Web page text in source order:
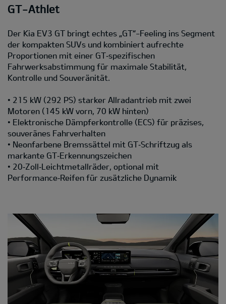
GT-Athlet
Der Kia EV3 GT bringt echtes „GT“-Feeling ins Segment
der kompakten SUVs und kombiniert aufrechte
Proportionen mit einer GT‑spezifischen
Fahrwerksabstimmung für maximale Stabilität,
Kontrolle und Souveränität.
• 215 kW (292 PS) starker Allradantrieb mit zwei
Motoren (145 kW vorn, 70 kW hinten)
• Elektronische Dämpferkontrolle (ECS) für präzises,
souveränes Fahrverhalten
• Neonfarbene Bremssättel mit GT‑Schriftzug als
markante GT‑Erkennungszeichen
• 20‑Zoll‑Leichtmetallräder, optional mit
Performance‑Reifen für zusätzliche Dynamik